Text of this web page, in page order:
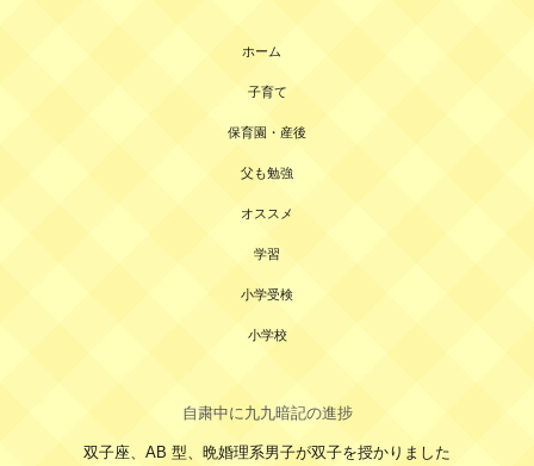
ホーム
子育て
保育園・産後
父も勉強
オススメ
学習
小学受検
小学校
自粛中に九九暗記の進捗
双子座、AB 型、晩婚理系男子が双子を授かりました